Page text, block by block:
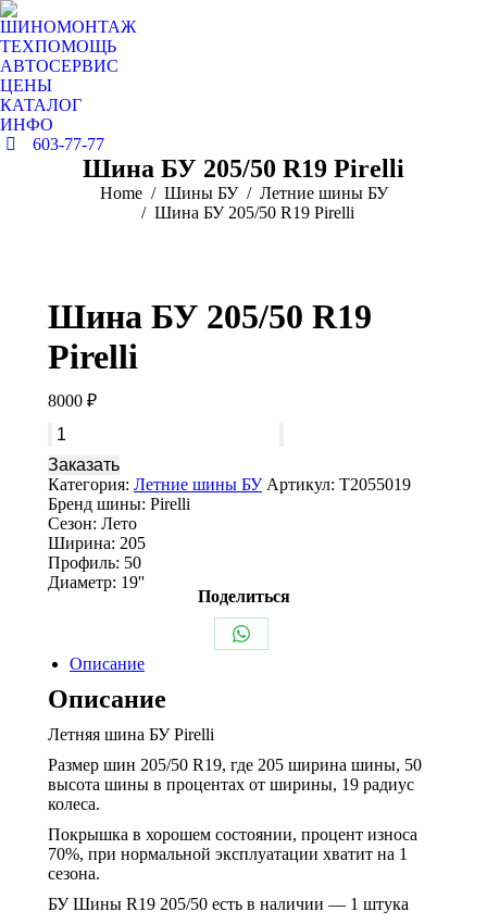
ШИНОМОНТАЖ
ТЕХПОМОЩЬ
АВТОСЕРВИС
ЦЕНЫ
КАТАЛОГ
ИНФО
603-77-77
Шина БУ 205/50 R19 Pirelli
You are here:
Home Шины БУ
Летние шины БУ
Шина БУ 205/50 R19 Pirelli
Шина БУ 205/50 R19
Pirelli
8000 ₽
Количество
Шина
БУ
205/50
R19
Pirelli
Заказать
Категория: Летние шины БУ Артикул: T2055019
Бренд шины: Pirelli
Сезон: Лето
Ширина: 205
Профиль: 50
Диаметр: 19''
Поделиться
Share
Описание
Описание
Летняя шина БУ Pirelli
Размер шин 205/50 R19, где 205 ширина шины, 50
высота шины в процентах от ширины, 19 радиус
колеса.
Покрышка в хорошем состоянии, процент износа
70%, при нормальной эксплуатации хватит на 1
сезона.
БУ Шины R19 205/50 есть в наличии — 1 штука